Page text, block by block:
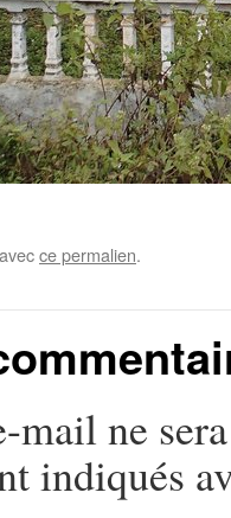
ce permalien.
mail ne
indiqués